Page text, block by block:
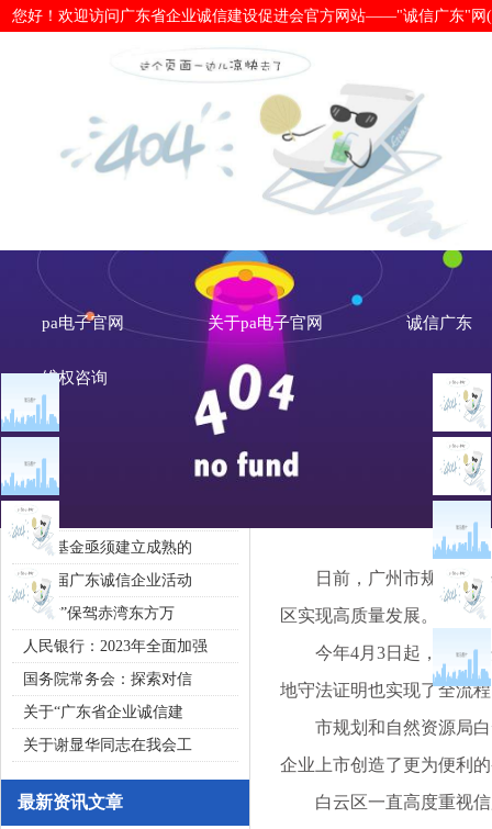
您好！欢迎访问广东省企业诚信建设促进会官方网站——"诚信广东"网
广州白云区：创新提升信用监管质
pa电子官网 关于pa电子官网 诚信广东
维权咨询
文章点击排行
重大突发公共卫生事件一
2020广东省守合同重信用企
私募基金亟须建立成熟的
第五届广东诚信企业活动
“诚信”保驾赤湾东方万
人民银行：2023年全面加强
国务院常务会：探索对信
关于“广东省企业诚信建
关于谢显华同志在我会工
最新资讯文章
地市诚信动态
日前，广州市规划和自
区实现高质量发展。
今年4月3日起，白云区
地守法证明也实现了全流
市规划和自然资源局白
企业上市创造了更为便利
白云区一直高度重视信